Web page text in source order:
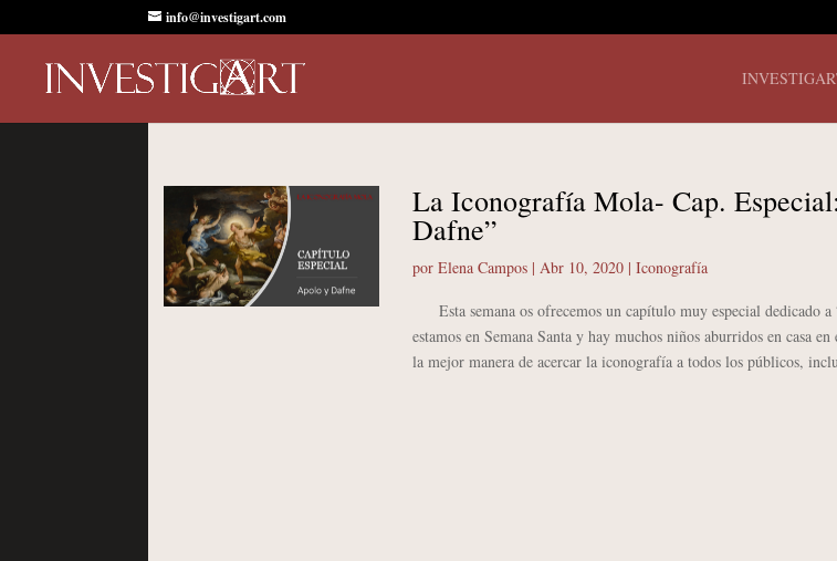
info@investigart.com
La Iconografía Mola- Cap.
Dafne”
por Elena Campos| Abr 10, 2020| Iconografía
Esta semana os ofrecemos un capítulo muy especial dedicado
estamos en Semana Santa y hay muchos niños aburridos en casa en
la mejor manera de acercar la iconografía a todos los públicos,